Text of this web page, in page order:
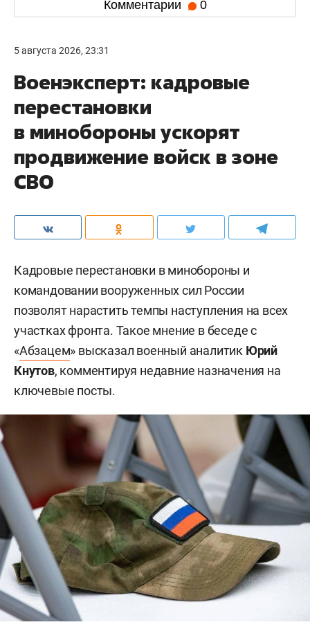
Комментарии 0
5 августа 2026, 23:31
Военэксперт: кадровые
перестановки
в минобороны ускорят
продвижение войск в зоне
СВО
Кадровые перестановки в минобороны и
командовании вооруженных сил России
позволят нарастить темпы наступления на всех
участках фронта. Такое мнение в беседе с
«Абзацем» высказал военный аналитик Юрий
Кнутов, комментируя недавние назначения на
ключевые посты.